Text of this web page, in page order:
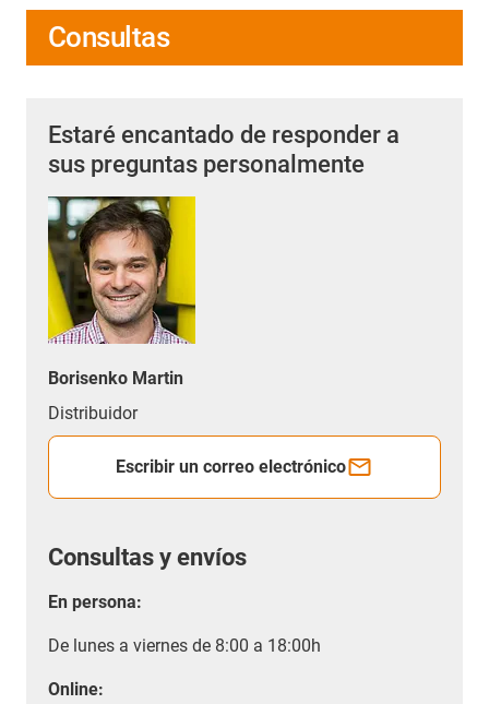
Consultas
Estaré encantado de responder a
sus preguntas personalmente
Borisenko Martin
Distribuidor
Escribir un correo electrónico
Consultas y envíos
En persona:
De lunes a viernes de 8:00 a 18:00h
Online: